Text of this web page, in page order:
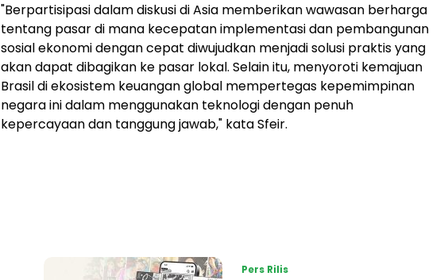
"Berpartisipasi dalam diskusi di Asia memberikan wawasan berharga
tentang pasar di mana kecepatan implementasi dan pembangunan
sosial ekonomi dengan cepat diwujudkan menjadi solusi praktis yang
akan dapat dibagikan ke pasar lokal. Selain itu, menyoroti kemajuan
Brasil di ekosistem keuangan global mempertegas kepemimpinan
negara ini dalam menggunakan teknologi dengan penuh
kepercayaan dan tanggung jawab," kata Sfeir.
Pers Rilis